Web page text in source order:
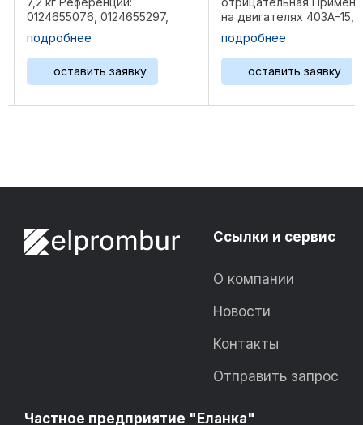
0124655076, 0124655297,
20R-0958, 344-5081, ...
подробнее
оставить заявку
на двигателях 403A-15,
403D-11, 403D-15, 403D-
403D-17, 403F-15, 404A-
404D-15, 404D-22,
404D-22TA Размеры:
х16,7х16 см Bec 5 кг ...
подробнее
оставить заявку
Ссылки и сервис
О компании
Новости
Контакты
Отправить запрос
Частное предприятие "Еланка"